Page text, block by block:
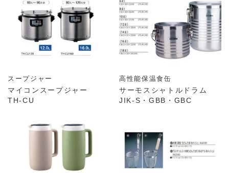
スープジャー
マイコンスープジャー
TH-CU
高性能保温食缶
サーモスシャトルドラム
JIK-S・GBB・GBC